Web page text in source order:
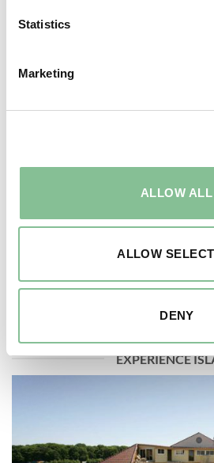
Statistics
Marketing
ALLOW ALL
ALLOW
DENY
una ubicación central entre todos
EXPERIENCE